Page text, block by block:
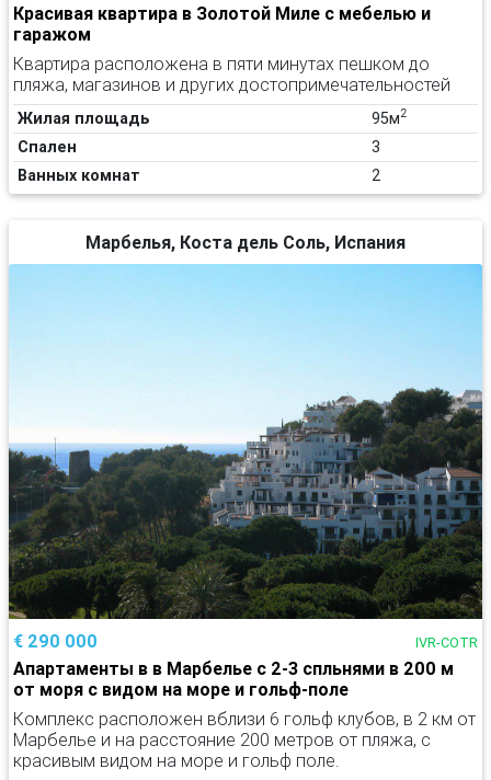
Красивая квартира в Золотой Миле с мебелью и
гаражом
Квартира расположена в пяти минутах пешком до
пляжа, магазинов и других достопримечательностей
Жилая площадь 95м2
Спален
3
Ванных комнат
2
Марбелья, Коста дель Соль, Испания
€ 290 000 IVR-COTR
Апартаменты в в Марбелье с 2-3 спльнями в 200 м
от моря с видом на море и гольф-поле
Комплекс расположен вблизи 6 гольф клубов, в 2 км от
Марбелье и на расстояние 200 метров от пляжа, с
красивым видом на море и гольф поле.